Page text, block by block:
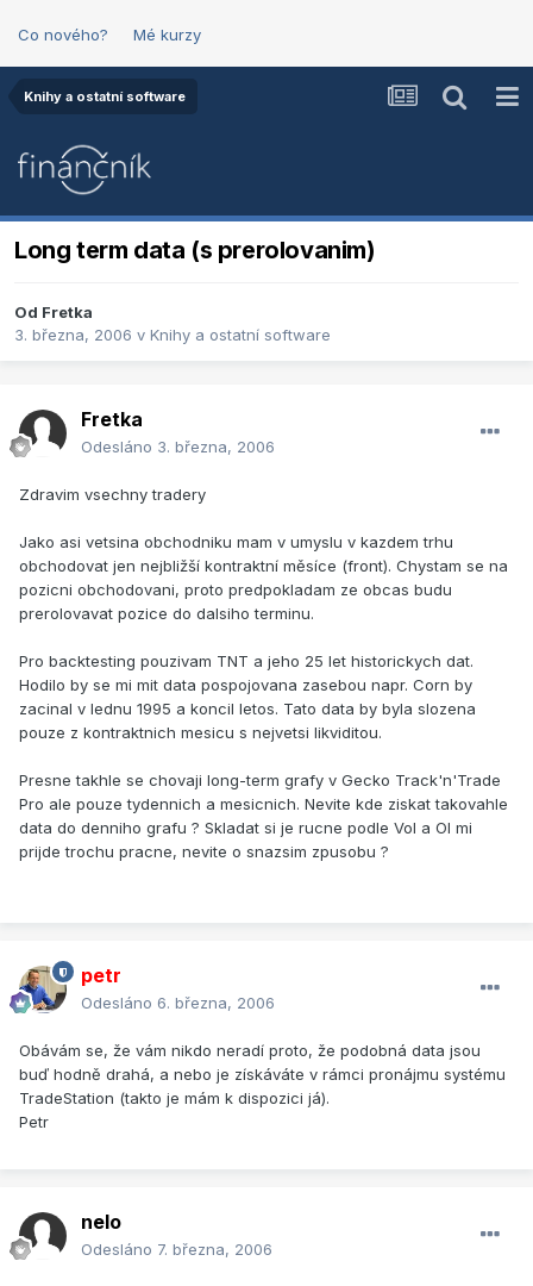
Co nového? Mé kurzy
Knihy a ostatní software
Long term data (s prerolovanim)
Od Fretka
3. března, 2006 v Knihy a ostatní software
Fretka
Odesláno 3. března, 2006
Zdravim vsechny tradery
Jako asi vetsina obchodniku mam v umyslu v kazdem trhu
obchodovat jen nejbližší kontraktní měsíce (front). Chystam se na
pozicni obchodovani, proto predpokladam ze obcas budu
prerolovavat pozice do dalsiho terminu.
Pro backtesting pouzivam TNT a jeho 25 let historickych dat.
Hodilo by se mi mit data pospojovana zasebou napr. Corn by
zacinal v lednu 1995 a koncil letos. Tato data by byla slozena
pouze z kontraktnich mesicu s nejvetsi likviditou.
Presne takhle se chovaji long-term grafy v Gecko Track'n'Trade
Pro ale pouze tydennich a mesicnich. Nevite kde ziskat takovahle
data do denniho grafu ? Skladat si je rucne podle Vol a OI mi
prijde trochu pracne, nevite o snazsim zpusobu ?
petr
Odesláno 6. března, 2006
Obávám se, že vám nikdo neradí proto, že podobná data jsou
buď hodně drahá, a nebo je získáváte v rámci pronájmu systému
TradeStation (takto je mám k dispozici já).
Petr
nelo
Odesláno 7. března, 2006